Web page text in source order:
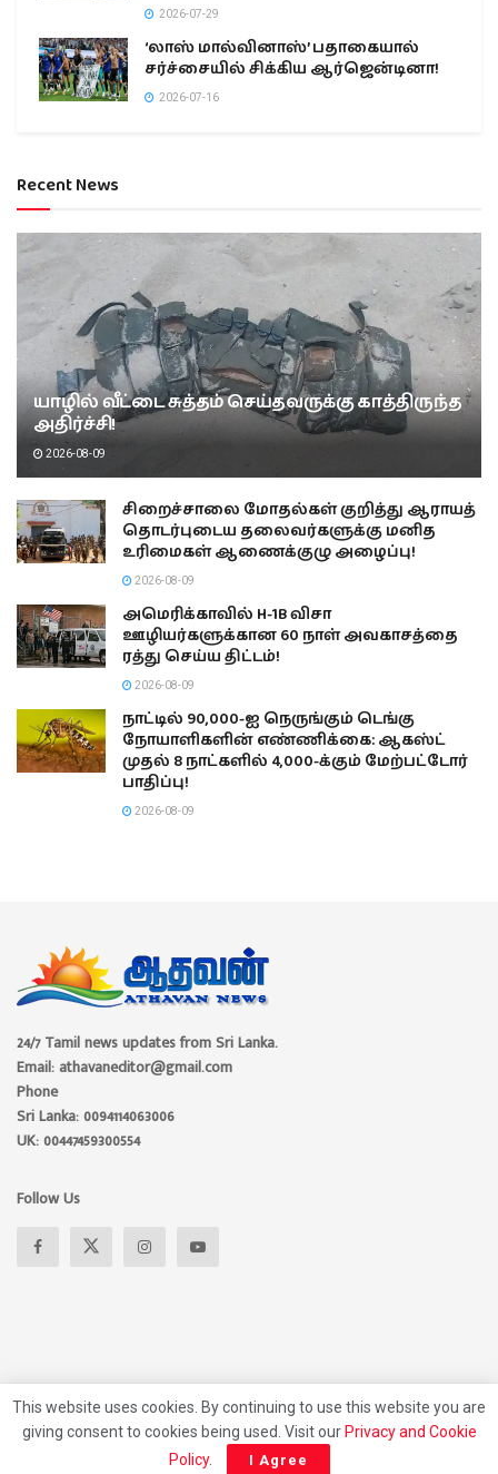
2026-07-29
‘லாஸ் மால்வினாஸ்’ பதாகையால்
சர்ச்சையில் சிக்கிய ஆர்ஜென்டினா!
2026-07-16
Recent News
யாழில் வீட்டை சுத்தம் செய்தவருக்கு காத்திருந்த
அதிர்ச்சி!
2026-08-09
சிறைச்சாலை மோதல்கள் குறித்து ஆராயத்
தொடர்புடைய தலைவர்களுக்கு மனித
உரிமைகள் ஆணைக்குழு அழைப்பு!
2026-08-09
அமெரிக்காவில் H-1B விசா
ஊழியர்களுக்கான 60 நாள் அவகாசத்தை
ரத்து செய்ய திட்டம்!
2026-08-09
நாட்டில் 90,000-ஐ நெருங்கும் டெங்கு
நோயாளிகளின் எண்ணிக்கை: ஆகஸ்ட்
முதல் 8 நாட்களில் 4,000-க்கும் மேற்பட்டோர்
பாதிப்பு!
2026-08-09
24/7 Tamil news updates from Sri Lanka.
Email: athavaneditor@gmail.com
Phone
Sri Lanka: 0094114063006
UK: 00447459300554
Follow Us
About Privacy Policy Contact Us
This website uses cookies. By continuing to use this website you are
giving consent to cookies being used. Visit our Privacy and Cookie
Policy. I Agree